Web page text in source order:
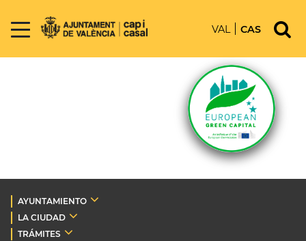
VAL CAS
AYUNTAMIENTO
LA CIUDAD
TRÁMITES